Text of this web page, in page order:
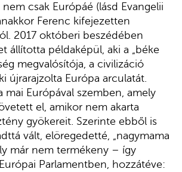
csak Európáé (lásd Evangelii
Ferenc kifejezetten
2017 októberi beszédében
állította példaképül, aki a „béke
megvalósítója, a civilizáció
újrarajzolta Európa arculatát.
mai Európával szemben, amely
el, amikor nem akarta
gyökereit. Szerinte ebből is
vált, elöregedetté, „nagymama
már nem termékeny – így
Parlamentben, hozzátéve: